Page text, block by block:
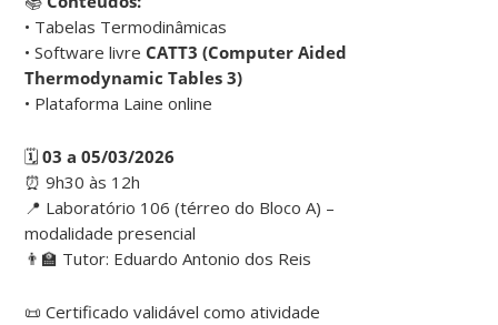
• Tabelas Termodinâmicas
• Software livre CATT3 (Computer Aided
Thermodynamic Tables 3)
• Plataforma Laine online
🗓03 a 05/03/2026
⏰ 9h30 às 12h
📍 Laboratório 106 (térreo do Bloco A) –
modalidade presencial
👨‍🏫 Tutor: Eduardo Antonio dos Reis
📜 Certificado validável como atividade